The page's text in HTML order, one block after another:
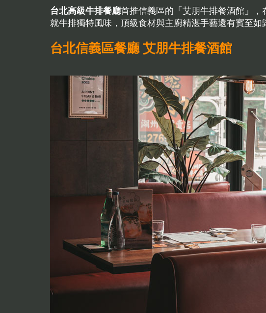
台北高級牛排餐廳首推信義區的「艾朋牛排餐酒館」
就牛排獨特風味，頂級食材與主廚精湛手藝還有賓至
台北信義區餐廳 艾朋牛排餐酒館